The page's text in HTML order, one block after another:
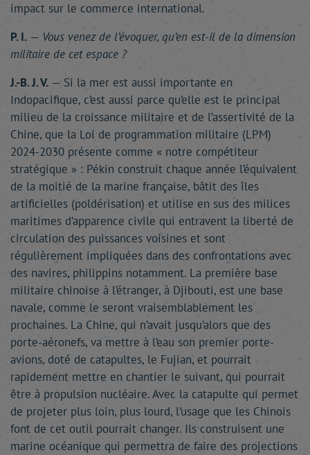
impact sur le commerce international.
P. I. — Vous venez de l’évoquer, qu’en est-il de la dimension
militaire de cet espace ?
J.-B. J. V. — Si la mer est aussi importante en
Indopacifique, c’est aussi parce qu’elle est le principal
milieu de la croissance militaire et de l’assertivité de la
Chine, que la Loi de programmation militaire (LPM)
2024-2030 présente comme « notre compétiteur
stratégique » : Pékin construit chaque année l’équivalent
de la moitié de la marine française, bâtit des îles
artificielles (poldérisation) et utilise en sus des milices
maritimes d’apparence civile qui entravent la liberté de
circulation des puissances voisines et sont
régulièrement impliquées dans des confrontations avec
des navires, philippins notamment. La première base
militaire chinoise à l’étranger, à Djibouti, est une base
navale, comme le seront vraisemblablement les
prochaines. La Chine, qui n’avait jusqu’alors que des
porte-aéronefs, va mettre à l’eau son premier porte-
avions, doté de catapultes, le Fujian, et pourrait
rapidement mettre en chantier le suivant, qui pourrait
être à propulsion nucléaire. Avec la catapulte qui permet
de projeter plus loin, plus lourd, l’usage que les Chinois
font de cet outil pourrait changer. Ils construisent une
marine océanique qui permettra de faire des projections